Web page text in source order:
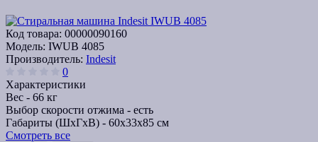
Код товара: 00000090160
Модель: IWUB 4085
Производитель: Indesit
0
Характеристики
Вес - 66 кг
Выбор скорости отжима - есть
Габариты (ШxГxВ) - 60x33x85 см
Смотреть все